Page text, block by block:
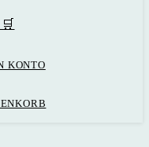
KONTO